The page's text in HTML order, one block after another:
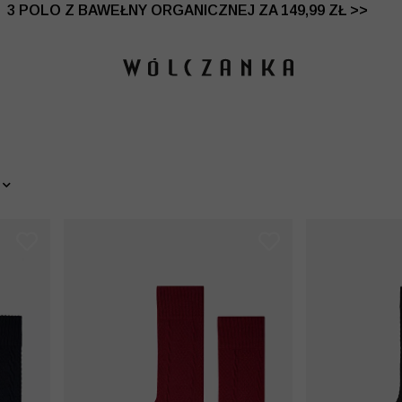
3 POLO Z BAWEŁNY ORGANICZNEJ ZA 149,99 ZŁ >>
DO -50% | DODATKOWE -30% NA DRUGI I TRZECI